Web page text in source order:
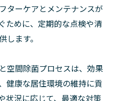
ターケアとメンテナンスが
ために、定期的な点検や清
ます。
空間除菌プロセスは、効果
健康な居住環境の維持に貢
状況に応じて、最適な対策